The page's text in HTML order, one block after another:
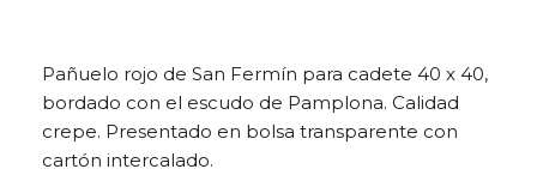
Pañuelo rojo de San Fermín para cadete 40 x 40,
bordado con el escudo de Pamplona. Calidad
crepe. Presentado en bolsa transparente con
cartón intercalado.